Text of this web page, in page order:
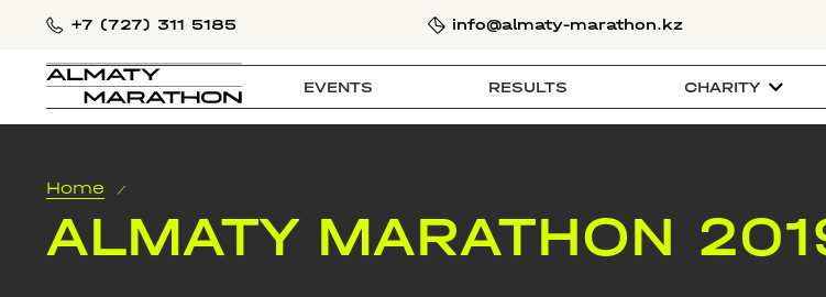
+7 (727) 311 5185 info@almaty-marathon.kz
EVENTS RESULTS CHARITY
Home /
ALMATY MARATHON